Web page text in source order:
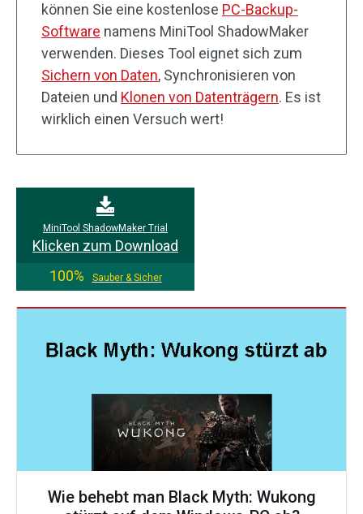
können Sie eine kostenlose PC-Backup-
Software namens MiniTool ShadowMaker
verwenden. Dieses Tool eignet sich zum
Sichern von Daten, Synchronisieren von
Dateien und Klonen von Datenträgern. Es ist
wirklich einen Versuch wert!
MiniTool ShadowMaker Trial
Klicken zum Download
100%
Sauber & Sicher
Wie behebt man Black Myth: Wukong